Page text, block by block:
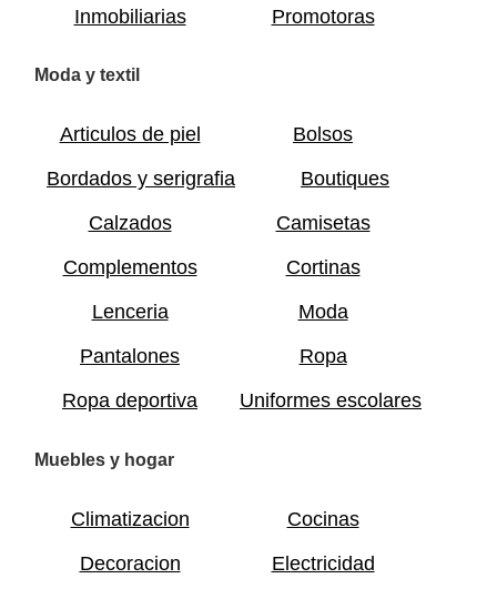
Inmobiliarias Promotoras
Moda y textil
Articulos de piel
Bolsos
Bordados y serigrafia
Boutiques
Calzados
Camisetas
Complementos
Cortinas
Lenceria
Moda
Pantalones
Ropa
Ropa deportiva
Uniformes escolares
Muebles y hogar
Climatizacion
Cocinas
Decoracion
Electricidad